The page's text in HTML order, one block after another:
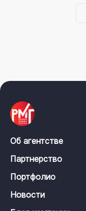
Об агентстве
Партнерство
Портфолио
Новости